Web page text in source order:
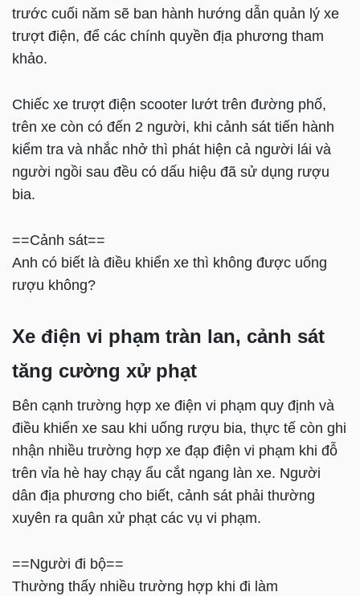
trước cuối năm sẽ ban hành hướng dẫn quản lý xe
trượt điện, để các chính quyền địa phương tham
khảo.
Chiếc xe trượt điện scooter lướt trên đường phố,
trên xe còn có đến 2 người, khi cảnh sát tiến hành
kiểm tra và nhắc nhở thì phát hiện cả người lái và
người ngồi sau đều có dấu hiệu đã sử dụng rượu
bia.
==Cảnh sát==
Anh có biết là điều khiển xe thì không được uống
rượu không?
Xe điện vi phạm tràn lan, cảnh sát
tăng cường xử phạt
Bên cạnh trường hợp xe điện vi phạm quy định và
điều khiển xe sau khi uống rượu bia, thực tế còn ghi
nhận nhiều trường hợp xe đạp điện vi phạm khi đỗ
trên vỉa hè hay chạy ẩu cắt ngang làn xe. Người
dân địa phương cho biết, cảnh sát phải thường
xuyên ra quân xử phạt các vụ vi phạm.
==Người đi bộ==
Thường thấy nhiều trường hợp khi đi làm